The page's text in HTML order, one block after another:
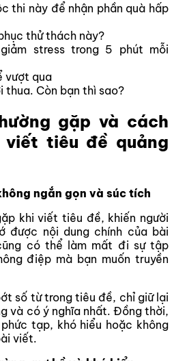
thi này để nhận phần quà hấp
thử thách này?
stress trong 5 phút mỗi
vượt qua
thua. Còn bạn thì sao?
gặp và cách
tiêu đề quảng
ngắn gọn và súc tích
khi viết tiêu đề, khiến người
được nội dung chính của bài
có thể làm mất đi sự tập
điệp mà bạn muốn truyền
số từ trong tiêu đề, chỉ giữ lại
và có ý nghĩa nhất. Đồng thời,
tạp, khó hiểu hoặc không
viết.